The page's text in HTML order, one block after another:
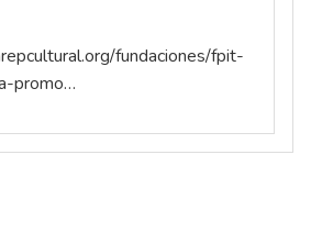
fundaciones/fpit-
promo…